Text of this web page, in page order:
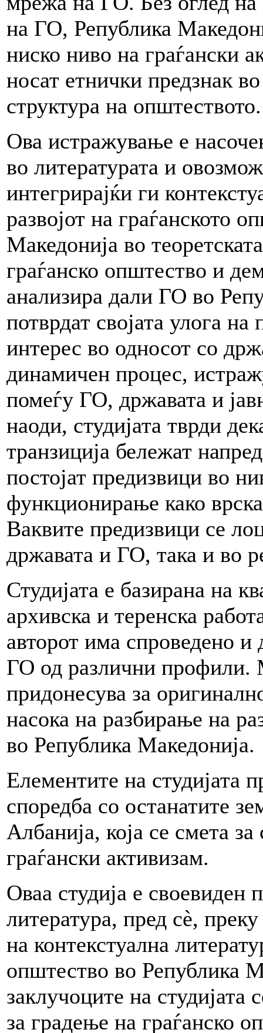
на ГО, Република
ниско ниво на граѓански
носат етнички предзнак
структура на општеството.
Ова истражување е
во литературата и
интегрирајќи ги
развојот на граѓанското
Македонија во
граѓанско општество и
анализира дали ГО во
потврдат својата улога
интерес во односот со
динамичен процес,
помеѓу ГО, државата и
наоди, студијата тврди
транзиција бележат
постојат предизвици во
функционирање како
Ваквите предизвици се
државата и ГО, така и во
Студијата е базирана на
архивска и теренска
авторот има спроведено и
ГО од различни профили.
придонесува за
насока на разбирање на
во Република Македонија.
Елементите на студијата
споредба со останатите
Албанија, која се смета
граѓански активизам.
Оваа студија е своевиден
литература, пред сè,
на контекстуална
општество во Република
заклучоците на студијата
за градење на граѓанско